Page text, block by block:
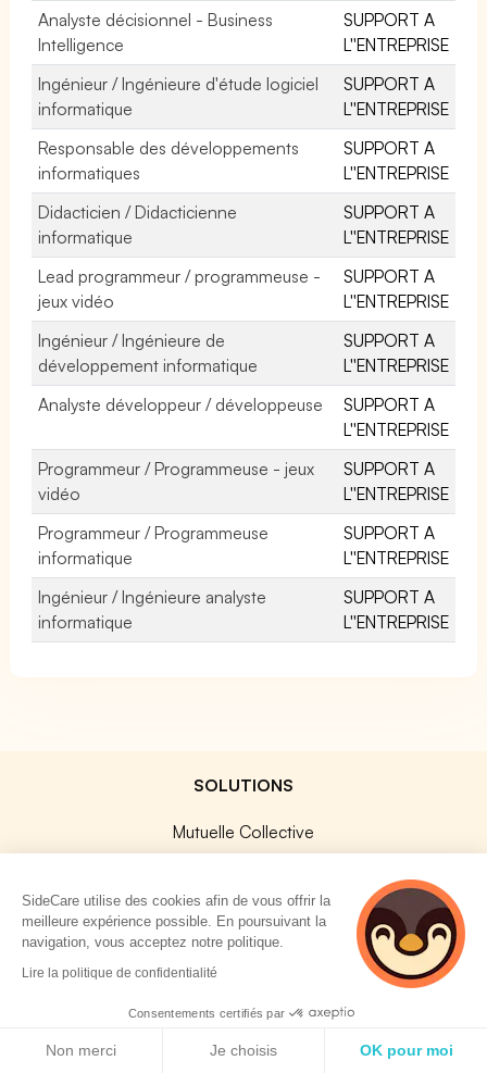
Analyste décisionnel - Business
Intelligence
SUPPORT A
L''ENTREPRISE
Ingénieur / Ingénieure d'étude logiciel
informatique
SUPPORT A
L''ENTREPRISE
Responsable des développements
informatiques
SUPPORT A
L''ENTREPRISE
Didacticien / Didacticienne
informatique
SUPPORT A
L''ENTREPRISE
Lead programmeur / programmeuse -
jeux vidéo
SUPPORT A
L''ENTREPRISE
Ingénieur / Ingénieure de
développement informatique
SUPPORT A
L''ENTREPRISE
Analyste développeur / développeuse
SUPPORT A
L''ENTREPRISE
Programmeur / Programmeuse - jeux
vidéo
SUPPORT A
L''ENTREPRISE
Programmeur / Programmeuse
informatique
SUPPORT A
L''ENTREPRISE
Ingénieur / Ingénieure analyste
informatique
SUPPORT A
L''ENTREPRISE
SOLUTIONS
Mutuelle Collective
Mutuelle TNS
Prévoyance TNS
Assurances Professionnelles
SideStore
SideCare utilise des cookies afin de vous offrir la
meilleure expérience possible. En poursuivant la
navigation, vous acceptez notre politique.
Lire la politique de confidentialité
Consentements certifiés par
Non merci Je choisis OK pour moi
2 personnes
consultent
actuellement cette